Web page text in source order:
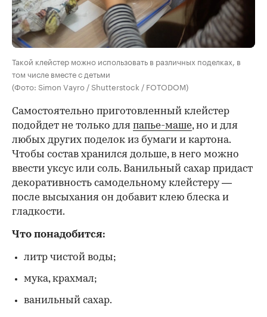
Такой клейстер можно использовать в различных поделках, в
том числе вместе с детьми
(Фото: Simon Vayro / Shutterstock / FOTODOM)
Самостоятельно приготовленный клейстер
подойдет не только для папье-маше, но и для
любых других поделок из бумаги и картона.
Чтобы состав хранился дольше, в него можно
ввести уксус или соль. Ванильный сахар придаст
декоративность самодельному клейстеру —
после высыхания он добавит клею блеска и
гладкости.
Что понадобится:
литр чистой воды;
мука, крахмал;
ванильный сахар.